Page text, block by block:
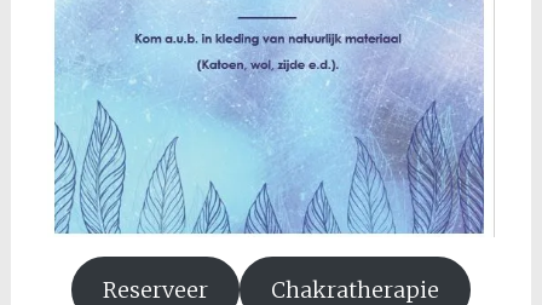
Reserveer Chakratherapie